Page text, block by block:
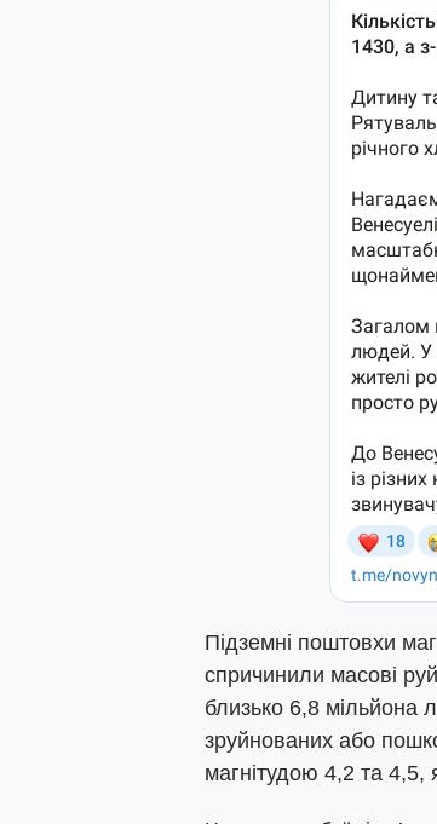
Підземні поштовхи
спричинили масові
близько 6,8
зруйнованих або
магнітудою 4,2 та